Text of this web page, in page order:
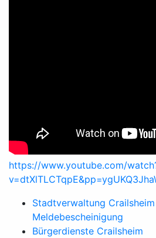
https://www.youtube.com/
Stadtverwaltung
Meldebescheinigung
Bürgerdienste Crailsheim